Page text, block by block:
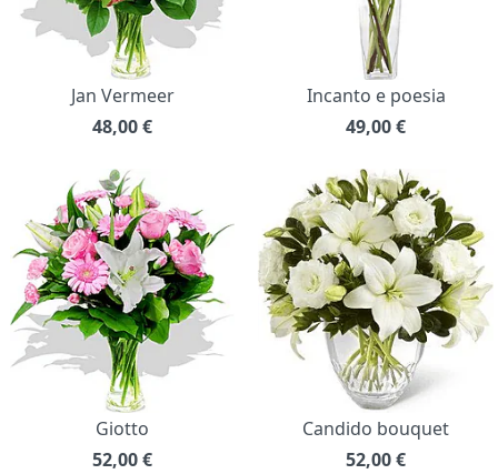
Jan Vermeer
48,00€
Incanto e poesia
49,00€
Giotto
52,00€
Candido bouquet
52,00€